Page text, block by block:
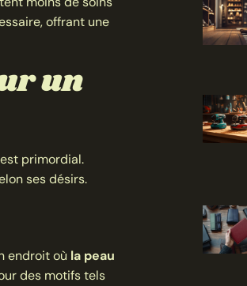
offrant une
un
primordial.
ses désirs.
endroit où la peau
des motifs tels